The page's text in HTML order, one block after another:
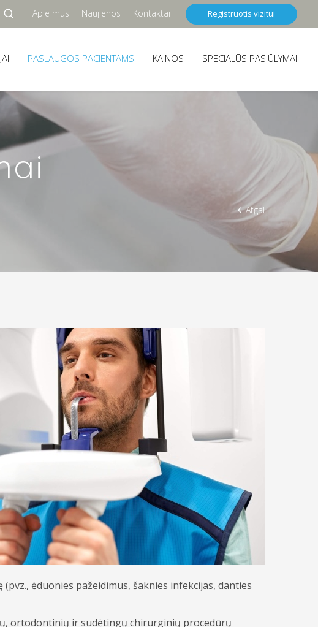
Apie mus Naujienos Kontaktai Registruotis vizitui
PASLAUGOS PACIENTAMS KAINOS SPECIALŪS PASIŪLYMAI
Atgal
ėduonies pažeidimus, šaknies infekcijas, danties
ortodontinių ir sudėtingų chirurginių procedūrų